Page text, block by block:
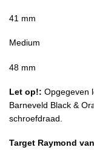
41 mm
Medium
48 mm
Let op!: Opgegeven
Barneveld Black &
schroefdraad.
Target Raymond